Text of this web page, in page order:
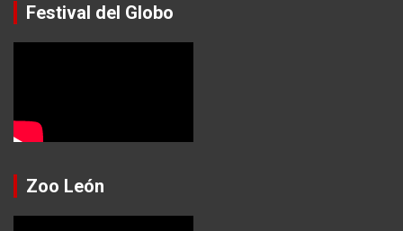
Festival del Globo
Zoo León